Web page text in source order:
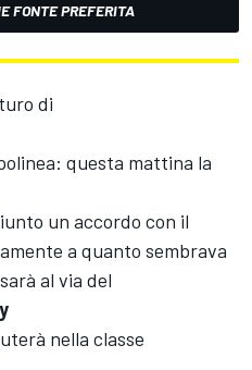
FONTE PREFERITA
di
questa mattina la
un accordo con il
a quanto sembrava
al via del
nella classe